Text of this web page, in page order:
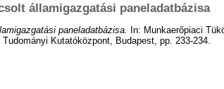
államigazgatási paneladatbázisa
paneladatbázisa. In: Munkaerőpiaci
Kutatóközpont, Budapest, pp. 233-234.